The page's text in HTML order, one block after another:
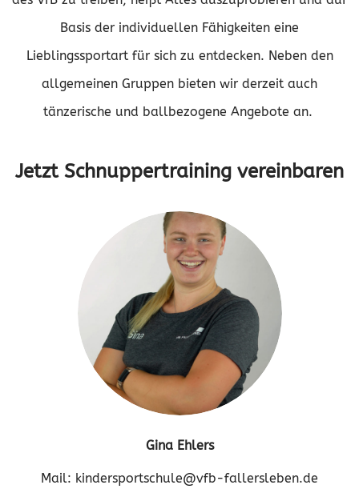
Basis der individuellen Fähigkeiten eine
Lieblingssportart für sich zu entdecken. Neben den
allgemeinen Gruppen bieten wir derzeit auch
tänzerische und ballbezogene Angebote an.
Jetzt Schnuppertraining vereinbaren
Gina Ehlers
Mail: kindersportschule@vfb-fallersleben.de